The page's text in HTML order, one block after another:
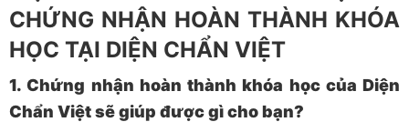
CHỨNG NHẬN HOÀN THÀNH KHÓA
HỌC TẠI DIỆN CHẨN VIỆT
1. Chứng nhận hoàn thành khóa học của Diện
Chẩn Việt sẽ giúp được gì cho bạn?